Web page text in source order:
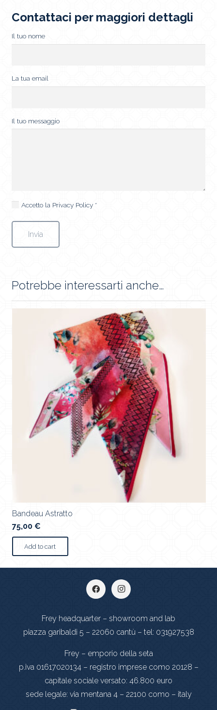
quantity
Contattaci per maggiori dettagli
Il tuo nome
La tua email
Il tuo messaggio
Accetto la Privacy Policy *
Potrebbe interessarti anche…
Bandeau Astratto
75,00 €
Add to cart
Frey headquarter – showroom and lab
piazza garibaldi 5 – 22060 cantù – tel: 031927538
Frey – emporio della seta
p.iva 01617020134 – registro imprese como 20128 –
capitale sociale versato: 46.800 euro
sede legale: via mentana 4 – 22100 como – italy